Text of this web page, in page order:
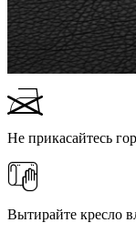
Не прикасайтесь
Вытирайте кресло